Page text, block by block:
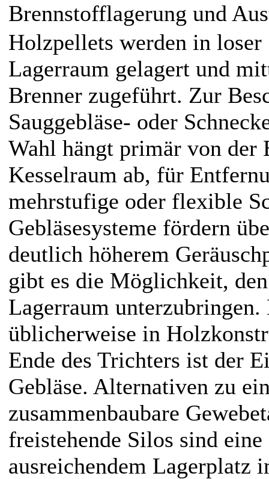
Brennstofflagerung und
Holzpellets werden in
Lagerraum gelagert und
Brenner zugeführt. Zur
Sauggebläse- oder
Wahl hängt primär von der
Kesselraum ab, für
mehrstufige oder flexible
Gebläsesysteme fördern
deutlich höherem
gibt es die Möglichkeit,
Lagerraum
üblicherweise in
Ende des Trichters ist der
Gebläse. Alternativen zu
zusammenbaubare
freistehende Silos sind
ausreichendem Lagerplatz